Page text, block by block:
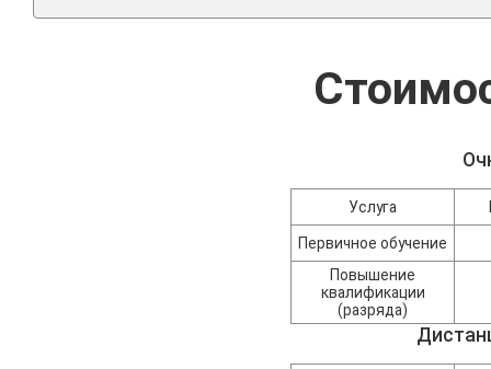
Услуга
Первичное обучение
Повышение
квалификации
(разряда)